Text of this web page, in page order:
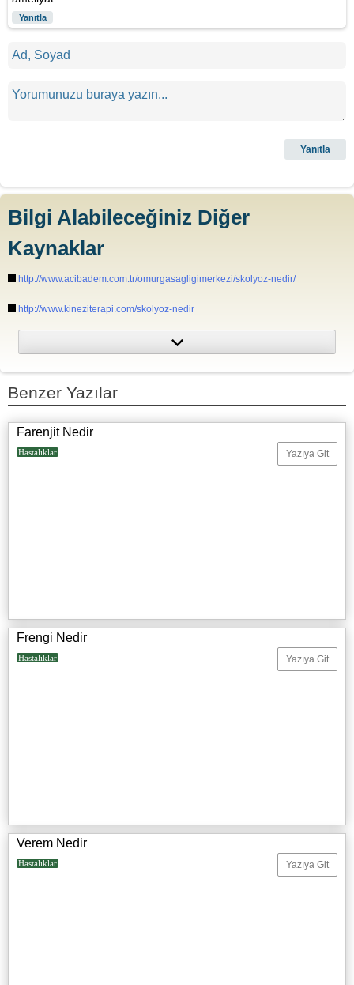
Yanıtla
Bilgi Alabileceğiniz Diğer
Kaynaklar
http://www.acibadem.com.tr/omurgasagligimerkezi/skolyoz-nedir/
http://www.kineziterapi.com/skolyoz-nedir
https://www.mayoclinic.org/diseases-conditions/scoliosis/symptoms-
causes/syc-20350716
Benzer Yazılar
Farenjit Nedir
Hastalıklar Yazıya Git
Frengi Nedir
Hastalıklar Yazıya Git
Verem Nedir
Hastalıklar Yazıya Git